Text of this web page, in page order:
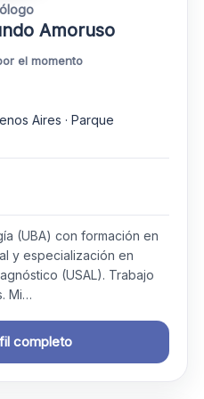
Amoruso
el momento
Aires · Parque
(UBA) con formación en
y especialización en
(USAL). Trabajo
Mi…
completo